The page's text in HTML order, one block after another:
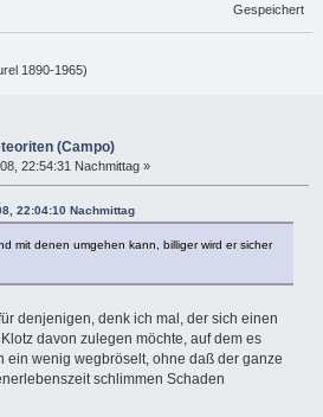
Gespeichert
1890-1965)
(Campo)
22:54:31 Nachmittag »
22:04:10 Nachmittag
mit denen umgehen kann, billiger wird er sicher
denjenigen, denk ich mal, der sich einen
davon zulegen möchte, auf dem es
ein wenig wegbröselt, ohne daß der ganze
schlimmen Schaden